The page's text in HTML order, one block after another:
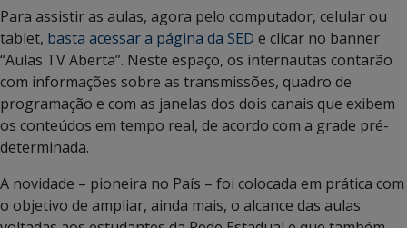
Para assistir as aulas, agora pelo computador, celular ou
tablet, basta acessar a página da SED e clicar no banner
“Aulas TV Aberta”. Neste espaço, os internautas contarão
com informações sobre as transmissões, quadro de
programação e com as janelas dos dois canais que exibem
os conteúdos em tempo real, de acordo com a grade pré-
determinada.
A novidade – pioneira no País – foi colocada em prática com
o objetivo de ampliar, ainda mais, o alcance das aulas